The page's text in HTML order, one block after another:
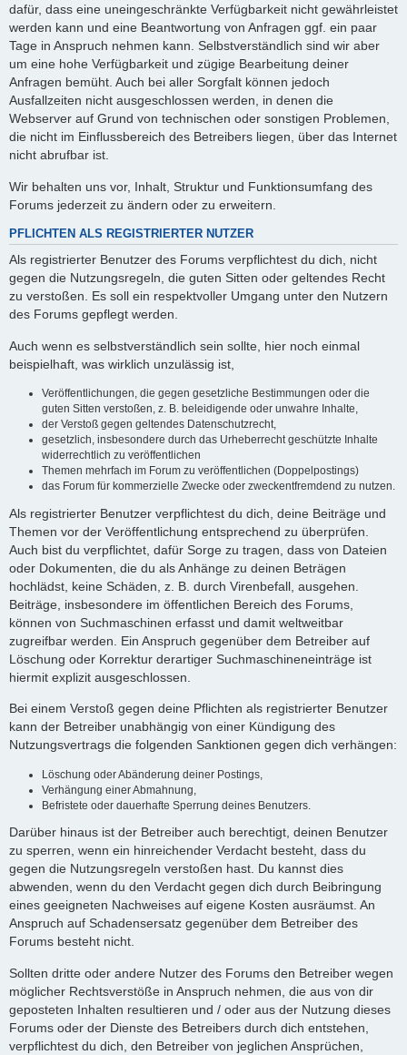
dafür, dass eine uneingeschränkte Verfügbarkeit nicht gewährleistet
werden kann und eine Beantwortung von Anfragen ggf. ein paar
Tage in Anspruch nehmen kann. Selbstverständlich sind wir aber
um eine hohe Verfügbarkeit und zügige Bearbeitung deiner
Anfragen bemüht. Auch bei aller Sorgfalt können jedoch
Ausfallzeiten nicht ausgeschlossen werden, in denen die
Webserver auf Grund von technischen oder sonstigen Problemen,
die nicht im Einflussbereich des Betreibers liegen, über das Internet
nicht abrufbar ist.
Wir behalten uns vor, Inhalt, Struktur und Funktionsumfang des
Forums jederzeit zu ändern oder zu erweitern.
PFLICHTEN ALS REGISTRIERTER NUTZER
Als registrierter Benutzer des Forums verpflichtest du dich, nicht
gegen die Nutzungsregeln, die guten Sitten oder geltendes Recht
zu verstoßen. Es soll ein respektvoller Umgang unter den Nutzern
des Forums gepflegt werden.
Auch wenn es selbstverständlich sein sollte, hier noch einmal
beispielhaft, was wirklich unzulässig ist,
Veröffentlichungen, die gegen gesetzliche Bestimmungen oder die
guten Sitten verstoßen, z. B. beleidigende oder unwahre Inhalte,
der Verstoß gegen geltendes Datenschutzrecht,
gesetzlich, insbesondere durch das Urheberrecht geschützte Inhalte
widerrechtlich zu veröffentlichen
Themen mehrfach im Forum zu veröffentlichen (Doppelpostings)
das Forum für kommerzielle Zwecke oder zweckentfremdend zu nutzen.
Als registrierter Benutzer verpflichtest du dich, deine Beiträge und
Themen vor der Veröffentlichung entsprechend zu überprüfen.
Auch bist du verpflichtet, dafür Sorge zu tragen, dass von Dateien
oder Dokumenten, die du als Anhänge zu deinen Beträgen
hochlädst, keine Schäden, z. B. durch Virenbefall, ausgehen.
Beiträge, insbesondere im öffentlichen Bereich des Forums,
können von Suchmaschinen erfasst und damit weltweitbar
zugreifbar werden. Ein Anspruch gegenüber dem Betreiber auf
Löschung oder Korrektur derartiger Suchmaschineneinträge ist
hiermit explizit ausgeschlossen.
Bei einem Verstoß gegen deine Pflichten als registrierter Benutzer
kann der Betreiber unabhängig von einer Kündigung des
Nutzungsvertrags die folgenden Sanktionen gegen dich verhängen:
Löschung oder Abänderung deiner Postings,
Verhängung einer Abmahnung,
Befristete oder dauerhafte Sperrung deines Benutzers.
Darüber hinaus ist der Betreiber auch berechtigt, deinen Benutzer
zu sperren, wenn ein hinreichender Verdacht besteht, dass du
gegen die Nutzungsregeln verstoßen hast. Du kannst dies
abwenden, wenn du den Verdacht gegen dich durch Beibringung
eines geeigneten Nachweises auf eigene Kosten ausräumst. An
Anspruch auf Schadensersatz gegenüber dem Betreiber des
Forums besteht nicht.
Sollten dritte oder andere Nutzer des Forums den Betreiber wegen
möglicher Rechtsverstöße in Anspruch nehmen, die aus von dir
geposteten Inhalten resultieren und / oder aus der Nutzung dieses
Forums oder der Dienste des Betreibers durch dich entstehen,
verpflichtest du dich, den Betreiber von jeglichen Ansprüchen,